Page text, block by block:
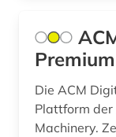
csr (1)
Premium
Die ACM
Plattform der
Machinery.